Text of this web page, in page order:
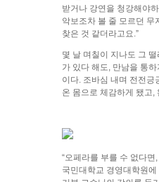
받거나 강연을 청강해야
악보조차 볼 줄 모르던 무
찾은 것 같더라고요.”
몇 날 며칠이 지나도 그
가 있다 해도, 만남을 통
이다. 조바심 내며 전전
온 몸으로 체감하게 됐고,
“오페라를 부를 수 없다
국민대학교 경영대학원